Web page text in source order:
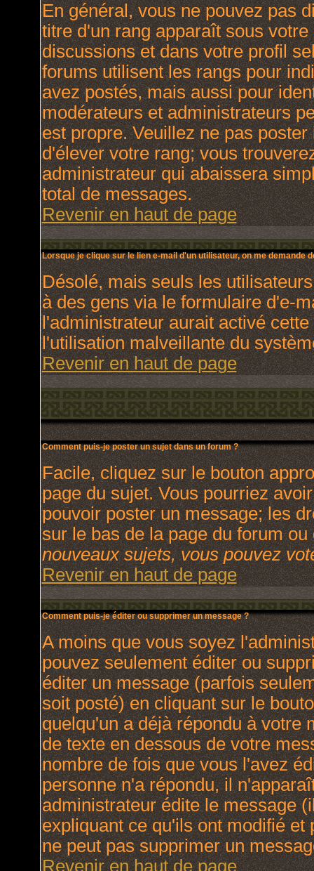
En général, vous ne pouvez pas
titre d'un rang apparaît sous
discussions et dans votre profil
forums utilisent les rangs pour
avez postés, mais aussi pour
modérateurs et administrateurs
est propre. Veuillez ne pas
d'élever votre rang; vous
administrateur qui abaissera
total de messages.
Revenir en haut de page
Lorsque je clique sur le lien e-mail d'un utilisateur, on me demande
Désolé, mais seuls les
à des gens via le formulaire d'e-
l'administrateur aurait activé
l'utilisation malveillante du
Revenir en haut de page
Comment puis-je poster un sujet dans un forum ?
Facile, cliquez sur le bouton
page du sujet. Vous pourriez
pouvoir poster un message; les
sur le bas de la page du forum
nouveaux sujets, vous pouvez
Revenir en haut de page
Comment puis-je éditer ou supprimer un message ?
A moins que vous soyez
pouvez seulement éditer ou
éditer un message (parfois
soit posté) en cliquant sur le
quelqu'un a déjà répondu à votre
de texte en dessous de votre
nombre de fois que vous l'avez
personne n'a répondu, il
administrateur édite le message
expliquant ce qu'ils ont modifié
ne peut pas supprimer un
Revenir en haut de page